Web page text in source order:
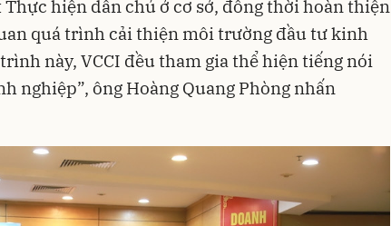
hiện dân chủ ở cơ sở, đồng thời hoàn thiện
quá trình cải thiện môi trường đầu tư kinh
này, VCCI đều tham gia thể hiện tiếng nói
nghiệp”, ông Hoàng Quang Phòng nhấn